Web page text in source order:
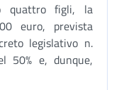
quattro figli, la
euro, prevista
legislativo n.
50% e, dunque,